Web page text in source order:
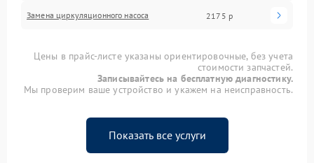
Замена циркуляционного насоса 2175 р
Цены в прайс-листе указаны ориентировочные, без учета
стоимости запчастей.
Записывайтесь на бесплатную диагностику.
Мы проверим ваше устройство и укажем на неисправность.
Показать все услуги